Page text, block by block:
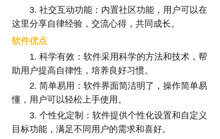
3. 社交互动功能：内置社区功能，用户可以在
这里分享自律经验，交流心得，共同成长。
软件优点
1. 科学有效：软件采用科学的方法和技术，帮
助用户提高自律性，培养良好习惯。
2. 简单易用：软件界面简洁明了，操作简单易
懂，用户可以轻松上手使用。
3. 个性化定制：软件提供个性化设置和自定义
目标功能，满足不同用户的需求和喜好。